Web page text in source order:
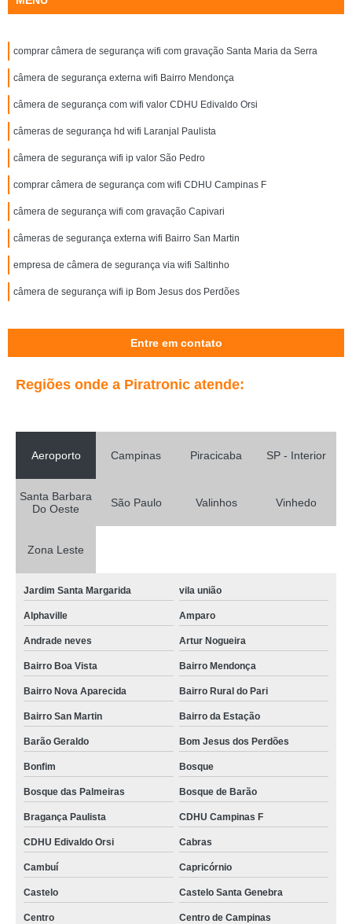
comprar câmera de segurança wifi com gravação Santa Maria da Serra
câmera de segurança externa wifi Bairro Mendonça
câmera de segurança com wifi valor CDHU Edivaldo Orsi
câmeras de segurança hd wifi Laranjal Paulista
câmera de segurança wifi ip valor São Pedro
comprar câmera de segurança com wifi CDHU Campinas F
câmera de segurança wifi com gravação Capivari
câmeras de segurança externa wifi Bairro San Martin
empresa de câmera de segurança via wifi Saltinho
câmera de segurança wifi ip Bom Jesus dos Perdões
Entre em contato
Regiões onde a Piratronic atende:
Aeroporto Campinas Piracicaba SP - Interior
Santa Barbara
Do Oeste
São Paulo Valinhos Vinhedo
Zona Leste
Jardim Santa Margarida vila união
Alphaville Amparo
Andrade neves Artur Nogueira
Bairro Boa Vista Bairro Mendonça
Bairro Nova Aparecida Bairro Rural do Pari
Bairro San Martin Bairro da Estação
Barão Geraldo Bom Jesus dos Perdões
Bonfim Bosque
Bosque das Palmeiras Bosque de Barão
Bragança Paulista CDHU Campinas F
CDHU Edivaldo Orsi Cabras
Cambuí Capricórnio
Castelo Castelo Santa Genebra
Centro Centro de Campinas